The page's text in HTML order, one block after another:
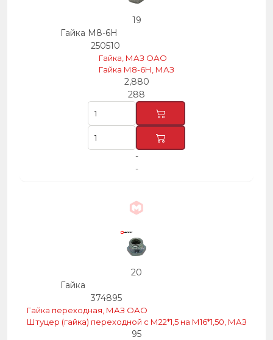
19
Гайка М8-6Н
250510
Гайка, МАЗ ОАО
Гайка М8-6Н, МАЗ
2,880
288
-
-
20
Гайка
374895
Гайка переходная, МАЗ ОАО
Штуцер (гайка) переходной с М22*1,5 на М16*1,50, МАЗ
95